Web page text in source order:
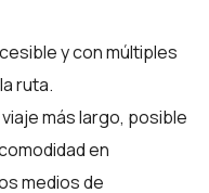
y con múltiples
ruta.
más largo, posible
en
medios de